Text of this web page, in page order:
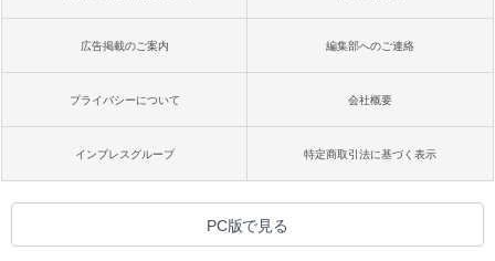
広告掲載のご案内 編集部へのご連絡
プライバシーについて 会社概要
インプレスグループ 特定商取引法に基づく表示
PC版で見る